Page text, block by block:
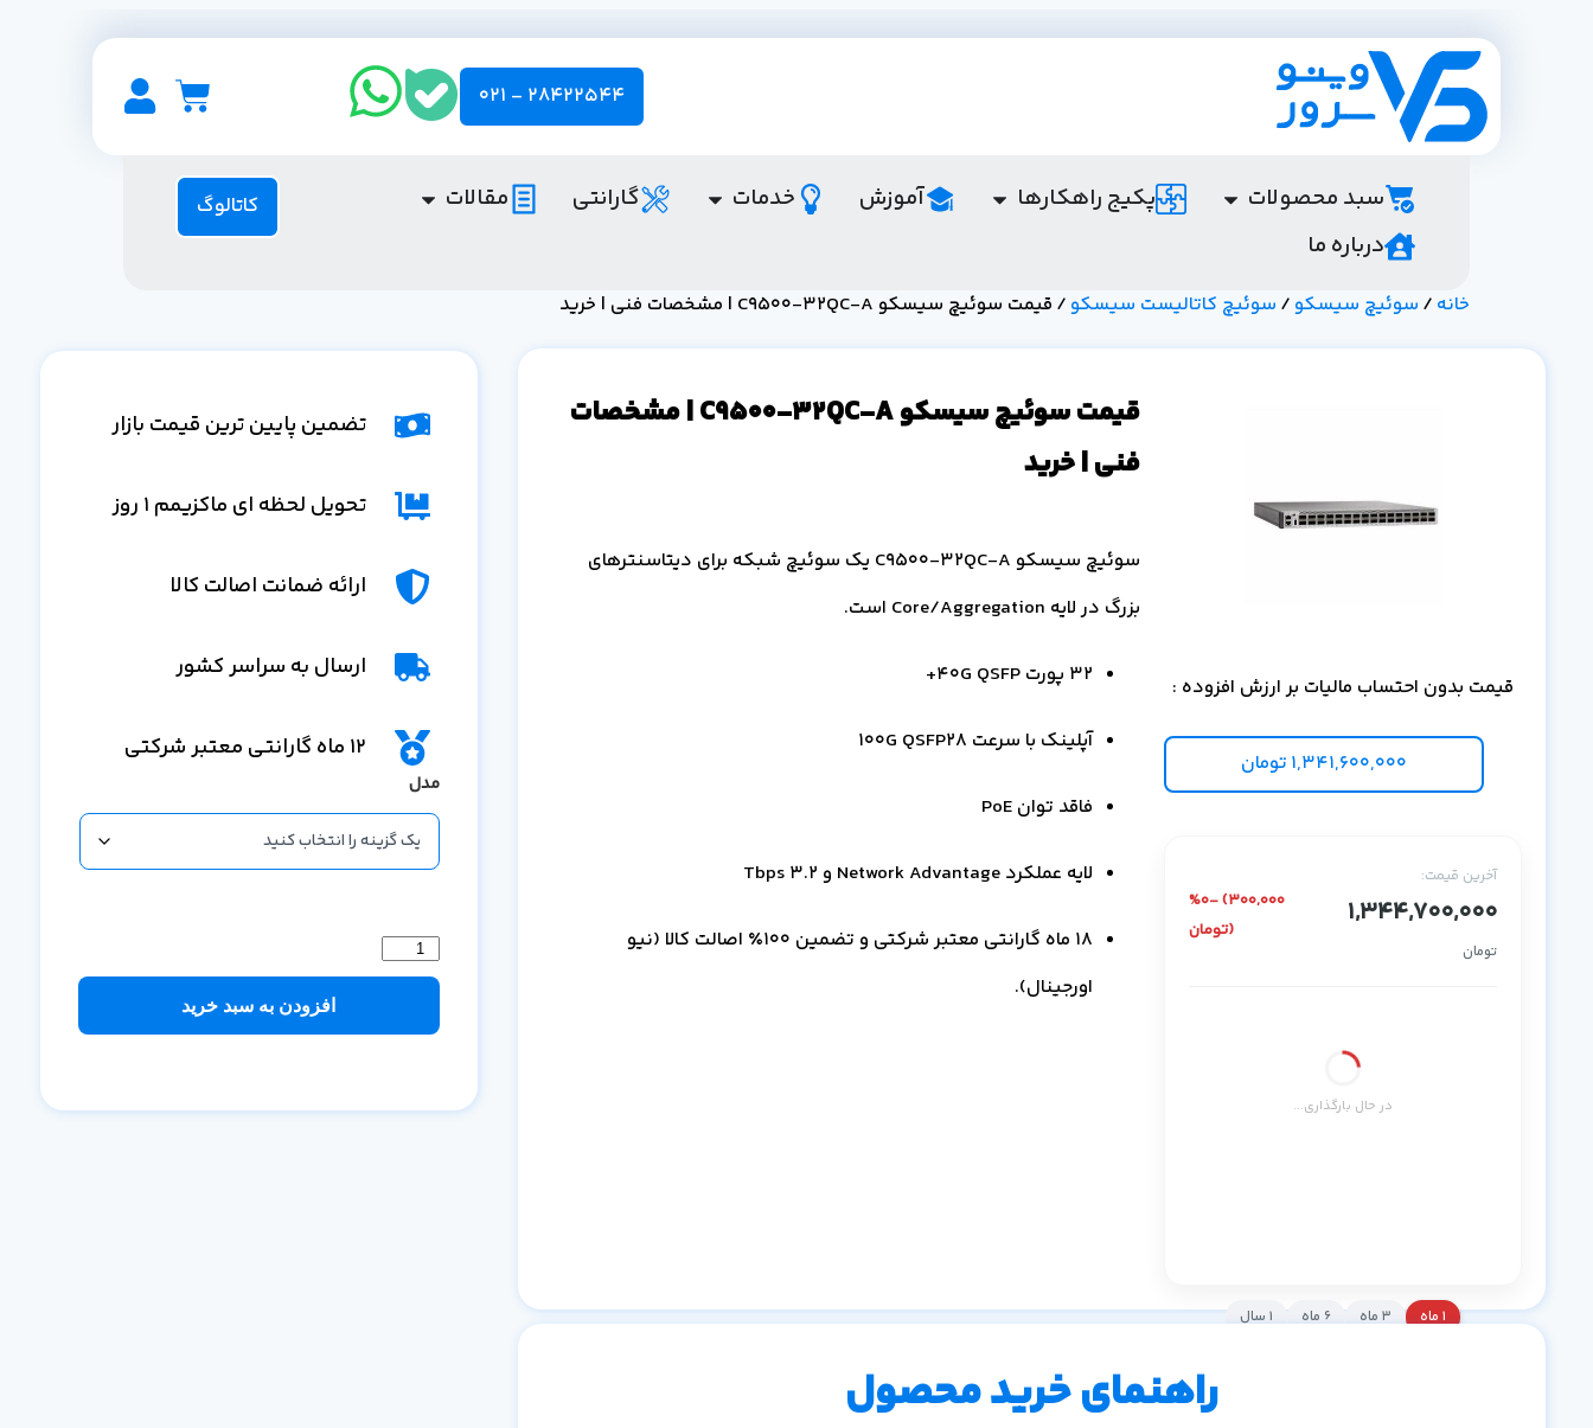
28422544 - 021
سبد محصولات پکیج راهکارها آموزش خدمات گارانتی
مقالات
درباره ما
کاتالوگ
خانه / سوئیچ سیسکو/ سوئیچ کاتالیست سیسکو/ قیمت سوئیچ سیسکو C9500-32QC-A | مشخصات فنی | خرید
قیمت بدون احتساب مالیات بر ارزش افزوده :
1,341,600,000 تومان
آخرین قیمت:
1,344,700,000
تومان
%0- (300,000
تومان)
در حال بارگذاری...
۱ ماه ۳ ماه ۶ ماه ۱ سال
قیمت سوئیچ سیسکو C9500-32QC-A | مشخصات
فنی | خرید
سوئیچ سیسکو C9500-32QC-A یک سوئیچ شبکه برای دیتاسنترهای
بزرگ در لایه Core/Aggregation است.
32 پورت 40G QSFP+
آپلینک با سرعت 100G QSFP28
فاقد توان PoE
لایه عملکرد Network Advantage و 3.2 Tbps
18 ماه گارانتی معتبر شرکتی و تضمین ۱۰۰٪ اصالت کالا (نیو
اورجینال).
راهنمای خرید محصول
تضمین پایین ترین قیمت بازار
تحویل لحظه ای ماکزیمم 1 روز
ارائه ضمانت اصالت کالا
ارسال به سراسر کشور
12 ماه گارانتی معتبر شرکتی
مدل
افزودن به سبد خرید